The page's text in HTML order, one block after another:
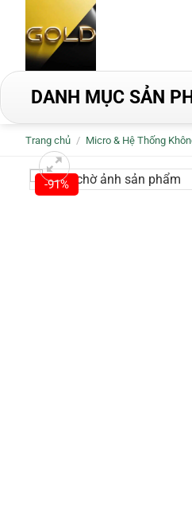
dung
DANH MỤC SẢN
Trang chủ / Micro & Hệ Thống
-91%